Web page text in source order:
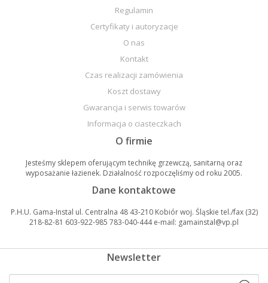
Regulamin
Certyfikaty i autoryzacje
O nas
Kontakt
Czas realizacji zamówienia
Koszt dostawy
Gwarancja i serwis towarów
Informacja o ciasteczkach
O firmie
Jesteśmy sklepem oferującym technikę grzewczą, sanitarną oraz
wyposażanie łazienek. Działalność rozpoczęliśmy od roku 2005.
Dane kontaktowe
P.H.U. Gama-Instal ul. Centralna 48 43-210 Kobiór woj. Śląskie tel./fax (32)
218-82-81 603-922-985 783-040-444 e-mail: gamainstal@vp.pl
Newsletter